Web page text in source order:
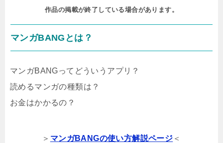
作品の掲載が終了している場合があります。
マンガBANGとは？
マンガBANGってどういうアプリ？
読めるマンガの種類は？
お金はかかるの？
＞ マンガBANGの使い方解説ページ ＜